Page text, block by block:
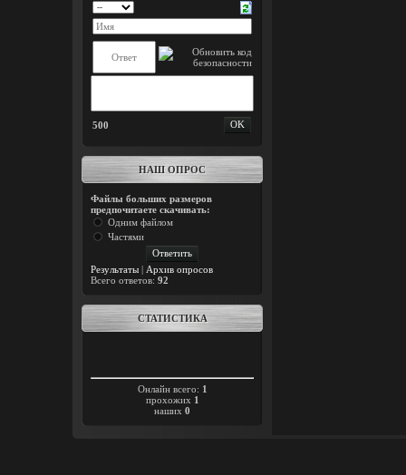
500
НАШ ОПРОС
Файлы больших размеров
предпочитаете скачивать:
Одним файлом
Частями
Результаты | Архив опросов
Всего ответов: 92
СТАТИСТИКА
Онлайн всего: 1
прохожих 1
наших 0